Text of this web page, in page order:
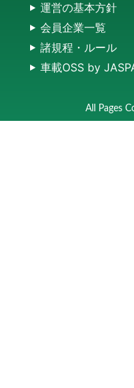
運営の基本方針
会員企業一覧
諸規程・ルール
車載OSS by
All Pages